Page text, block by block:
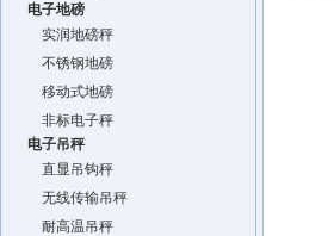
电子地磅
实润地磅秤
不锈钢地磅
移动式地磅
非标电子秤
电子吊秤
直显吊钩秤
无线传输吊秤
耐高温吊秤